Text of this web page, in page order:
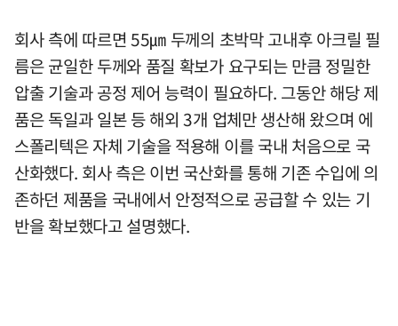
회사 측에 따르면 55㎛ 두께의 초박막 고내후 아크릴 필
름은 균일한 두께와 품질 확보가 요구되는 만큼 정밀한
압출 기술과 공정 제어 능력이 필요하다. 그동안 해당 제
품은 독일과 일본 등 해외 3개 업체만 생산해 왔으며 에
스폴리텍은 자체 기술을 적용해 이를 국내 처음으로 국
산화했다. 회사 측은 이번 국산화를 통해 기존 수입에 의
존하던 제품을 국내에서 안정적으로 공급할 수 있는 기
반을 확보했다고 설명했다.